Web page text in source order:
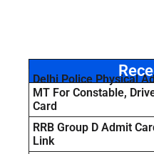
Delhi Police Physical
MT For Constable,
Card
RRB Group D Admit
Link